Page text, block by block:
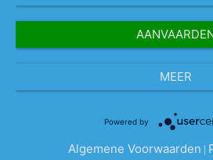
MEER
Powered by
Algemene Voorwaarden